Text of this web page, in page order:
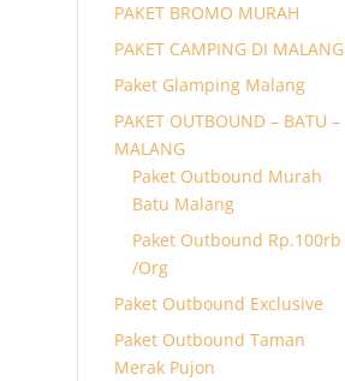
PAKET BROMO MURAH
PAKET CAMPING DI MALANG
Paket Glamping Malang
PAKET OUTBOUND – BATU –
MALANG
Paket Outbound Murah
Batu Malang
Paket Outbound Rp.100rb
/Org
Paket Outbound Exclusive
Paket Outbound Taman
Merak Pujon